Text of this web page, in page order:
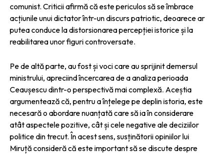
comunist. Criticii afirmă că este periculos să se îmbrace
acțiunile unui dictator într-un discurs patriotic, deoarece ar
putea conduce la distorsionarea percepției istorice și la
reabilitarea unor figuri controversate.
Pe de altă parte, au fost și voci care au sprijinit demersul
ministrului, apreciind încercarea de a analiza perioada
Ceaușescu dintr-o perspectivă mai complexă. Aceștia
argumentează că, pentru a înțelege pe deplin istoria, este
necesară o abordare nuanțată care să ia în considerare
atât aspectele pozitive, cât și cele negative ale deciziilor
politice din trecut. În acest sens, susținătorii opiniilor lui
Miruță consideră că este important să se discute despre